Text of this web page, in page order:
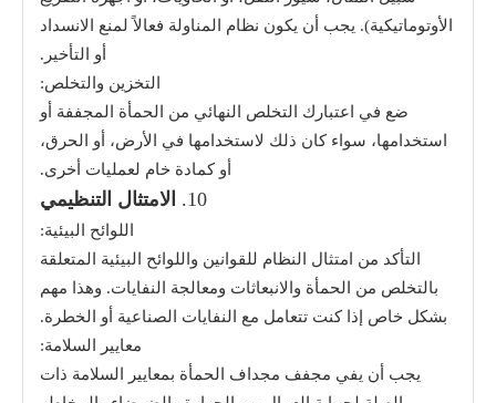
الأوتوماتيكية). يجب أن يكون نظام المناولة فعالاً لمنع الانسداد
أو التأخير.
التخزين والتخلص:
ضع في اعتبارك التخلص النهائي من الحمأة المجففة أو
استخدامها، سواء كان ذلك لاستخدامها في الأرض، أو الحرق،
أو كمادة خام لعمليات أخرى.
10. الامتثال التنظيمي
اللوائح البيئية:
التأكد من امتثال النظام للقوانين واللوائح البيئية المتعلقة
بالتخلص من الحمأة والانبعاثات ومعالجة النفايات. وهذا مهم
بشكل خاص إذا كنت تتعامل مع النفايات الصناعية أو الخطرة.
معايير السلامة:
يجب أن يفي مجفف مجداف الحمأة بمعايير السلامة ذات